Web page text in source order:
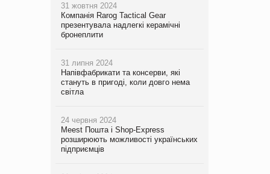
31 жовтня 2024
Компанія Rarog Tactical Gear
презентувала надлегкі керамічні
бронеплити
31 липня 2024
Напівфабрикати та консерви, які
стануть в пригоді, коли довго нема
світла
24 червня 2024
Meest Пошта і Shop-Express
розширюють можливості українських
підприємців